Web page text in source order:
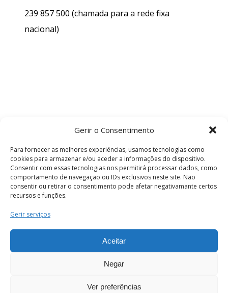
Gerir o Consentimento
Para fornecer as melhores experiências, usamos tecnologias como
cookies para armazenar e/ou aceder a informações do dispositivo.
Consentir com essas tecnologias nos permitirá processar dados, como
comportamento de navegação ou IDs exclusivos neste site. Não
consentir ou retirar o consentimento pode afetar negativamante certos
recursos e funções.
Gerir serviços
Aceitar
Negar
Ver preferências
239 857 500 (chamada para a rede fixa
nacional)
Termos e Condições
os direitos reservados.